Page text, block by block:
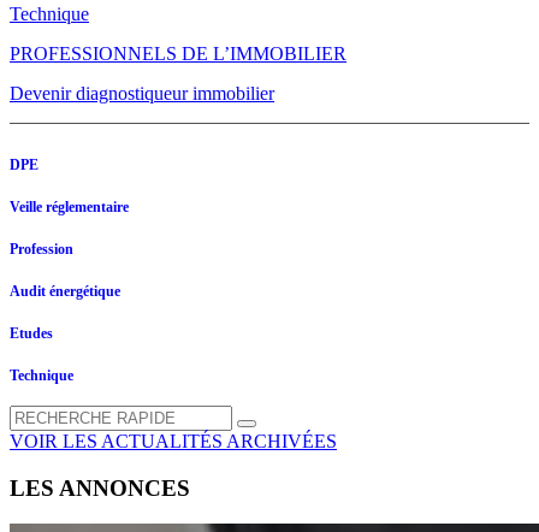
Technique
PROFESSIONNELS DE L’IMMOBILIER
Devenir diagnostiqueur immobilier
DPE
Veille réglementaire
Profession
Audit énergétique
Etudes
Technique
VOIR LES ACTUALITÉS ARCHIVÉES
LES ANNONCES